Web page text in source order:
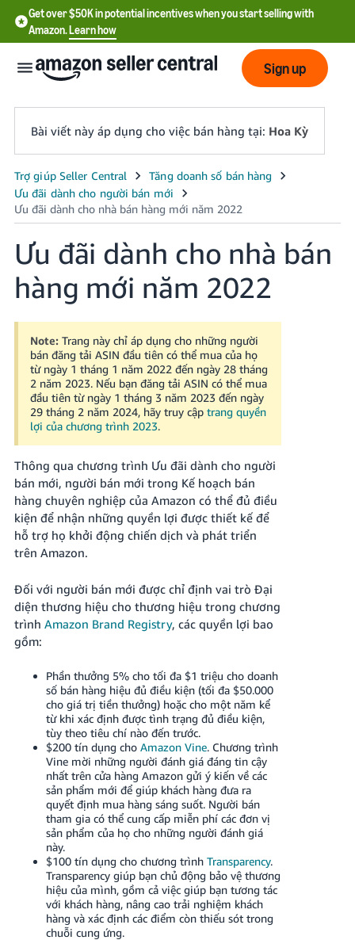
Get over $50K in potential incentives when you start selling with
Amazon.Learn how
Tiếng
Việt
English
- US
文
-
CN
한
국
어
-
KR
Français
- FR
Italiano
- IT
हिंदी
ไทย
- TH
தமிழ்
- IN
Tiếng
Việt -
VN
Deutsch
- DE
Português
- BR
中
文
in
Sign up
Bài viết này áp dụng cho việc bán hàng tại: Hoa Kỳ
Ưu đãi dành cho nhà bán
hàng mới năm 2022
Note: Trang này chỉ áp dụng cho những người
bán đăng tải ASIN đầu tiên có thể mua của họ
từ ngày 1 tháng 1 năm 2022 đến ngày 28 tháng
2 năm 2023. Nếu bạn đăng tải ASIN có thể mua
đầu tiên từ ngày 1 tháng 3 năm 2023 đến ngày
29 tháng 2 năm 2024, hãy truy cập trang quyền
lợi của chương trình 2023.
Thông qua chương trình Ưu đãi dành cho người
bán mới, người bán mới trong Kế hoạch bán
hàng chuyên nghiệp của Amazon có thể đủ điều
kiện để nhận những quyền lợi được thiết kế để
hỗ trợ họ khởi động chiến dịch và phát triển
trên Amazon.
Đối với người bán mới được chỉ định vai trò Đại
diện thương hiệu cho thương hiệu trong chương
trình Amazon Brand Registry, các quyền lợi bao
gồm:
Phần thưởng 5% cho tối đa $1 triệu cho doanh
số bán hàng hiệu đủ điều kiện (tối đa $50.000
cho giá trị tiền thưởng) hoặc cho một năm kể
từ khi xác định được tình trạng đủ điều kiện,
tùy theo tiêu chí nào đến trước.
$200 tín dụng cho Amazon Vine.Chương trình
Vine mời những người đánh giá đáng tin cậy
nhất trên cửa hàng Amazon gửi ý kiến về các
sản phẩm mới để giúp khách hàng đưa ra
quyết định mua hàng sáng suốt. Người bán
tham gia có thể cung cấp miễn phí các đơn vị
sản phẩm của họ cho những người đánh giá
này.
$100 tín dụng cho chương trình Transparency.
Transparency giúp bạn chủ động bảo vệ thương
hiệu của mình, gồm cả việc giúp bạn tương tác
với khách hàng, nâng cao trải nghiệm khách
hàng và xác định các điểm còn thiếu sót trong
chuỗi cung ứng.